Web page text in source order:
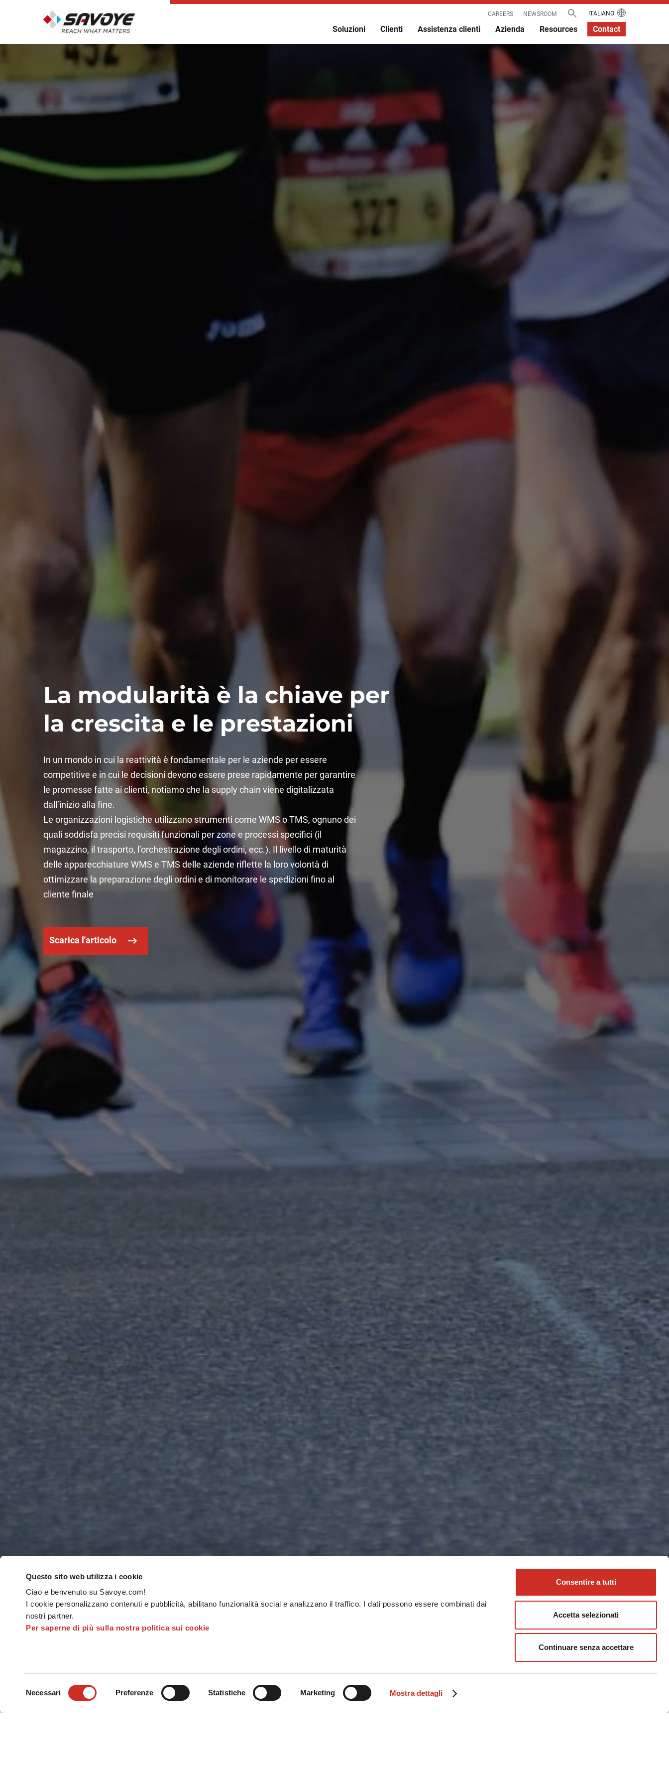
Questo sito web utilizza i cookie
Ciao e benvenuto su Savoye.com!
I cookie personalizzano contenuti e pubblicità, abilitano funzionalità social e analizzano il traffico. I dati possono essere combinati dai
nostri partner.
Per saperne di più sulla nostra politica sui cookie
Necessari Preferenze Statistiche Marketing Mostra dettagli
Consentire a tutti
Accetta selezionati
Continuare senza accettare
CAREERS NEWSROOM ITALIANO
Soluzioni Clienti Assistenza clienti Azienda Resources Contact
La modularità è la chiave per
la crescita e le prestazioni
In un mondo in cui la reattività è fondamentale per le aziende per essere
competitive e in cui le decisioni devono essere prese rapidamente per garantire
le promesse fatte ai clienti, notiamo che la supply chain viene digitalizzata
dall’inizio alla fine.
Le organizzazioni logistiche utilizzano strumenti come WMS o TMS, ognuno dei
quali soddisfa precisi requisiti funzionali per zone e processi specifici (il
magazzino, il trasporto, l’orchestrazione degli ordini, ecc.). Il livello di maturità
delle apparecchiature WMS e TMS delle aziende riflette la loro volontà di
ottimizzare la preparazione degli ordini e di monitorare le spedizioni fino al
cliente finale
Scarica l'articolo